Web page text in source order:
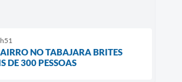
NO TABAJARA BRITES
DE 300 PESSOAS